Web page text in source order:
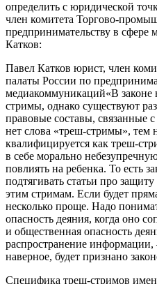
определить с юридической
член комитета Торгово-
предпринимательству в
Катков:
Павел Катков юрист, член
палаты России по
медиакоммуникаций«В законе
стримы, однако существуют
правовые составы, связанные
нет слова «треш-стримы», тем
квалифицируется как треш-
в себе морально
повлиять на ребенка. То есть
подтягивать статьи про
этим стримам. Если будет
несколько проще. Надо
опасность деяния, когда оно
и общественная опасность
распространение
наверное, будет признано
Специфика треш-стримов